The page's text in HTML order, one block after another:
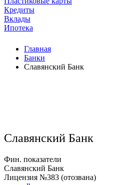
Кредиты
Вклады
Ипотека
Главная
Банки
Славянский Банк
Славянский Банк
Фин. показатели
Славянский Банк
Лицензия №383 (отозвана)